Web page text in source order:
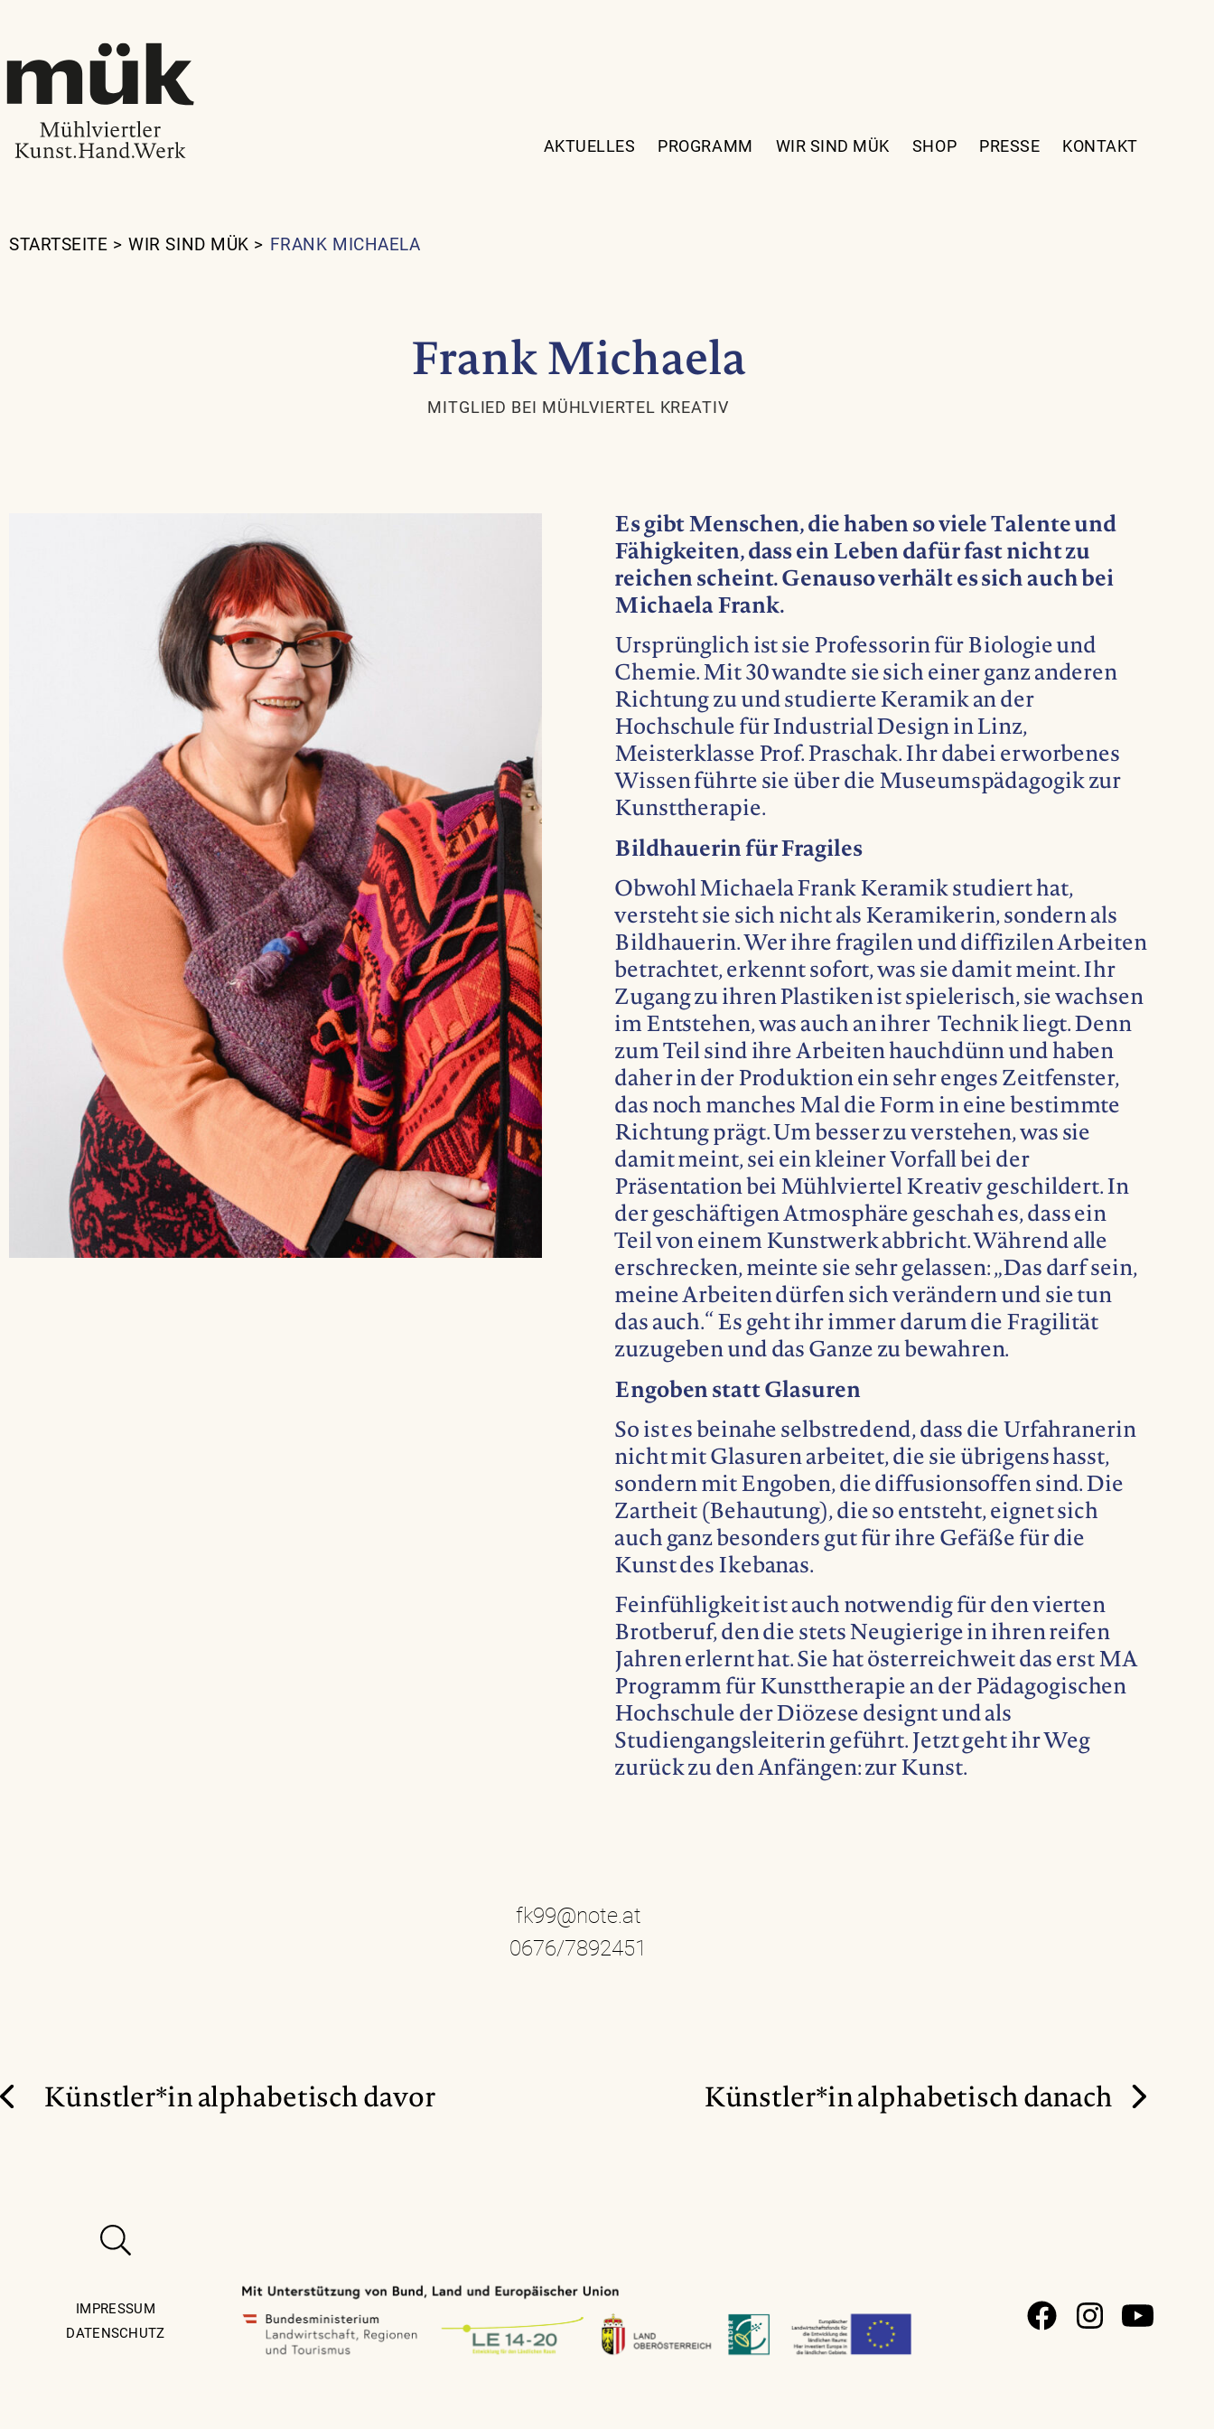
AKTUELLES PROGRAMM WIR SIND MÜK SHOP PRESSE KONTAKT
STARTSEITE > WIR SIND MÜK > FRANK MICHAELA
Frank Michaela
MITGLIED BEI MÜHLVIERTEL KREATIV
Es gibt Menschen, die haben so viele Talente und
Fähigkeiten, dass ein Leben dafür fast nicht zu
reichen scheint. Genauso verhält es sich auch bei
Michaela Frank.
Ursprünglich ist sie Professorin für Biologie und
Chemie. Mit 30 wandte sie sich einer ganz anderen
Richtung zu und studierte Keramik an der
Hochschule für Industrial Design in Linz,
Meisterklasse Prof. Praschak. Ihr dabei erworbenes
Wissen führte sie über die Museumspädagogik zur
Kunsttherapie.
Bildhauerin für Fragiles
Obwohl Michaela Frank Keramik studiert hat,
versteht sie sich nicht als Keramikerin, sondern als
Bildhauerin. Wer ihre fragilen und diffizilen Arbeiten
betrachtet, erkennt sofort, was sie damit meint. Ihr
Zugang zu ihren Plastiken ist spielerisch, sie wachsen
im Entstehen, was auch an ihrer Technik liegt. Denn
zum Teil sind ihre Arbeiten hauchdünn und haben
daher in der Produktion ein sehr enges Zeitfenster,
das noch manches Mal die Form in eine bestimmte
Richtung prägt. Um besser zu verstehen, was sie
damit meint, sei ein kleiner Vorfall bei der
Präsentation bei Mühlviertel Kreativ geschildert. In
der geschäftigen Atmosphäre geschah es, dass ein
Teil von einem Kunstwerk abbricht. Während alle
erschrecken, meinte sie sehr gelassen: „Das darf sein,
meine Arbeiten dürfen sich verändern und sie tun
das auch.“ Es geht ihr immer darum die Fragilität
zuzugeben und das Ganze zu bewahren.
Engoben statt Glasuren
So ist es beinahe selbstredend, dass die Urfahranerin
nicht mit Glasuren arbeitet, die sie übrigens hasst,
sondern mit Engoben, die diffusionsoffen sind. Die
Zartheit (Behautung), die so entsteht, eignet sich
auch ganz besonders gut für ihre Gefäße für die
Kunst des Ikebanas.
Feinfühligkeit ist auch notwendig für den vierten
Brotberuf, den die stets Neugierige in ihren reifen
Jahren erlernt hat. Sie hat österreichweit das erst MA
Programm für Kunsttherapie an der Pädagogischen
Hochschule der Diözese designt und als
Studiengangsleiterin geführt. Jetzt geht ihr Weg
zurück zu den Anfängen: zur Kunst.
fk99@note.at
0676/7892451
Künstler*in alphabetisch davor Künstler*in alphabetisch danach
IMPRESSUM
DATENSCHUTZ